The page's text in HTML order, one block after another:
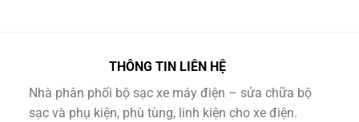
THÔNG TIN LIÊN HỆ
Nhà phân phối bộ sạc xe máy điện – sửa chữa bộ
sạc và phụ kiện, phù tùng, linh kiện cho xe điện.